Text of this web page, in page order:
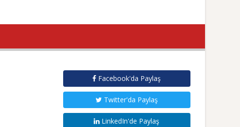
Facebook'da Paylaş
Twitter'da Paylaş
LinkedIn'de Paylaş